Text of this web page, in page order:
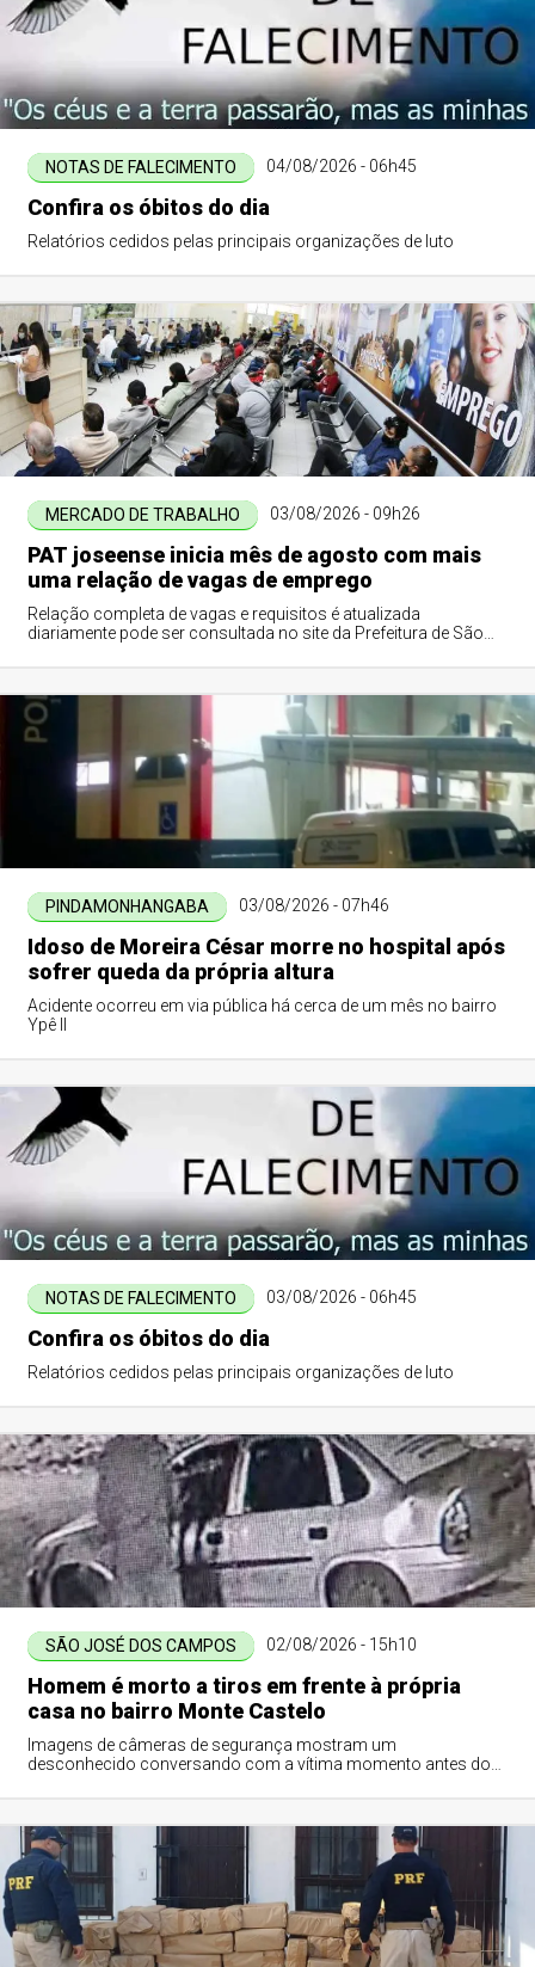
NOTAS DE FALECIMENTO 04/08/2026 - 06h45
Confira os óbitos do dia
Relatórios cedidos pelas principais organizações de luto
MERCADO DE TRABALHO 03/08/2026 - 09h26
PAT joseense inicia mês de agosto com mais
uma relação de vagas de emprego
Relação completa de vagas e requisitos é atualizada
diariamente pode ser consultada no site da Prefeitura de São
PINDAMONHANGABA 03/08/2026 - 07h46
Idoso de Moreira César morre no hospital após
sofrer queda da própria altura
Acidente ocorreu em via pública há cerca de um mês no bairro
Ypê II
NOTAS DE FALECIMENTO 03/08/2026 - 06h45
Confira os óbitos do dia
Relatórios cedidos pelas principais organizações de luto
SÃO JOSÉ DOS CAMPOS 02/08/2026 - 15h10
Homem é morto a tiros em frente à própria
casa no bairro Monte Castelo
Imagens de câmeras de segurança mostram um
desconhecido conversando com a vítima momento antes do